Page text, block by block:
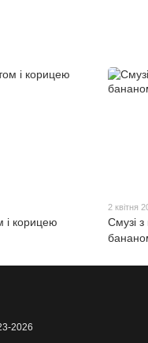
і корицею
2 квітня
Смузі
2026